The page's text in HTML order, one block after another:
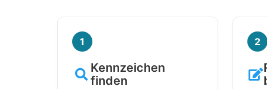
1
Kennzeichen
finden
2